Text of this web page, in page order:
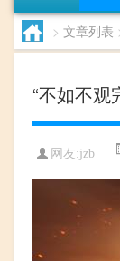
> 文章列表
“不如不观
网友:jzb